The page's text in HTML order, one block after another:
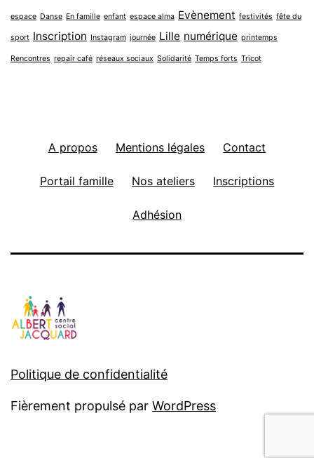
espace Danse En famille enfant espace alma Evènement festivités fête du
sport Inscription Instagram journée Lille numérique printemps
Rencontres repair café réseaux sociaux Solidarité Temps forts Tricot
A propos Mentions légales Contact
Portail famille Nos ateliers Inscriptions
Adhésion
Politique de confidentialité
Fièrement propulsé par WordPress